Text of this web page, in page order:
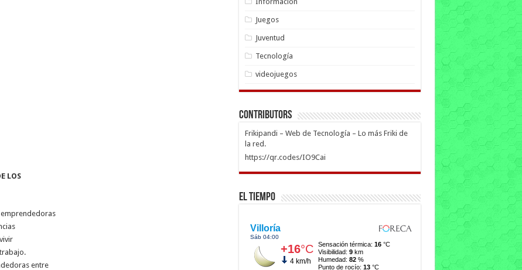
LOS
emprendedoras
entre
Juegos
Juventud
Tecnología
videojuegos
Contributors
Frikipandi – Web de Tecnología – Lo más Friki de
la red.
https://qr.codes/IO9Cai
El Tiempo